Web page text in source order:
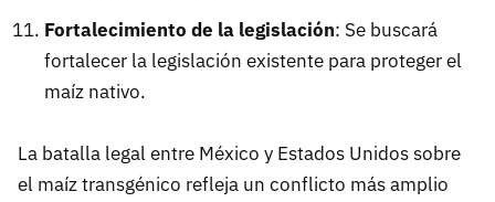
Fortalecimiento de la legislación: Se buscará
fortalecer la legislación existente para proteger el
maíz nativo.
La batalla legal entre México y Estados Unidos sobre
el maíz transgénico refleja un conflicto más amplio